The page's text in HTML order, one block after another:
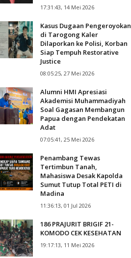
17:31:43, 14 Mei 2026
Kasus Dugaan Pengeroyokan
di Tarogong Kaler
Dilaporkan ke Polisi, Korban
Siap Tempuh Restorative
Justice
08:05:25, 27 Mei 2026
Alumni HMI Apresiasi
Akademisi Muhammadiyah
Soal Gagasan Membangun
Papua dengan Pendekatan
Adat
07:05:41, 25 Mei 2026
Penambang Tewas
Tertimbun Tanah,
Mahasiswa Desak Kapolda
Sumut Tutup Total PETI di
Madina
11:36:13, 01 Jul 2026
186 PRAJURIT BRIGIF 21-
KOMODO CEK KESEHATAN
19:17:13, 11 Mei 2026